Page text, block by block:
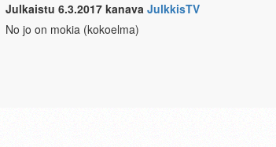
Julkaistu 6.3.2017 kanava JulkkisTV
No jo on mokia (kokoelma)